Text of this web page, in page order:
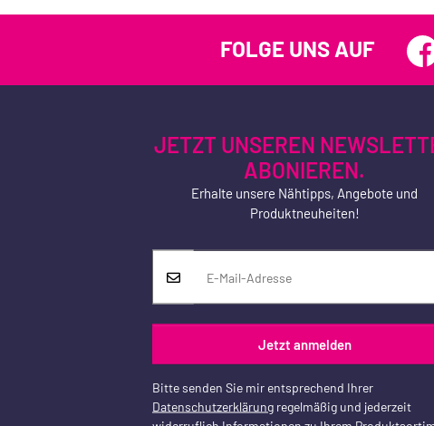
FOLGE UNS AUF
JETZT UNSEREN
ABONIEREN.
Erhalte unsere Nähtipps, Angebote und
Produktneuheiten!
Jetzt anmelden
Bitte senden Sie mir entsprechend Ihrer
Datenschutzerklärung regelmäßig und jederzeit